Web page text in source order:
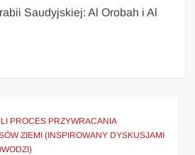
Saudyjskiej: Al Orobah i Al
PROCES PRZYWRACANIA
ZIEMI (INSPIROWANY DYSKUSJAMI